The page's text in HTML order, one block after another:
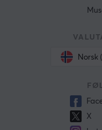
Norsk
X